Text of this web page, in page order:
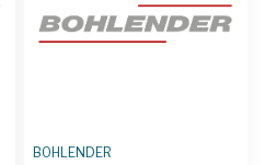
BOHLENDER